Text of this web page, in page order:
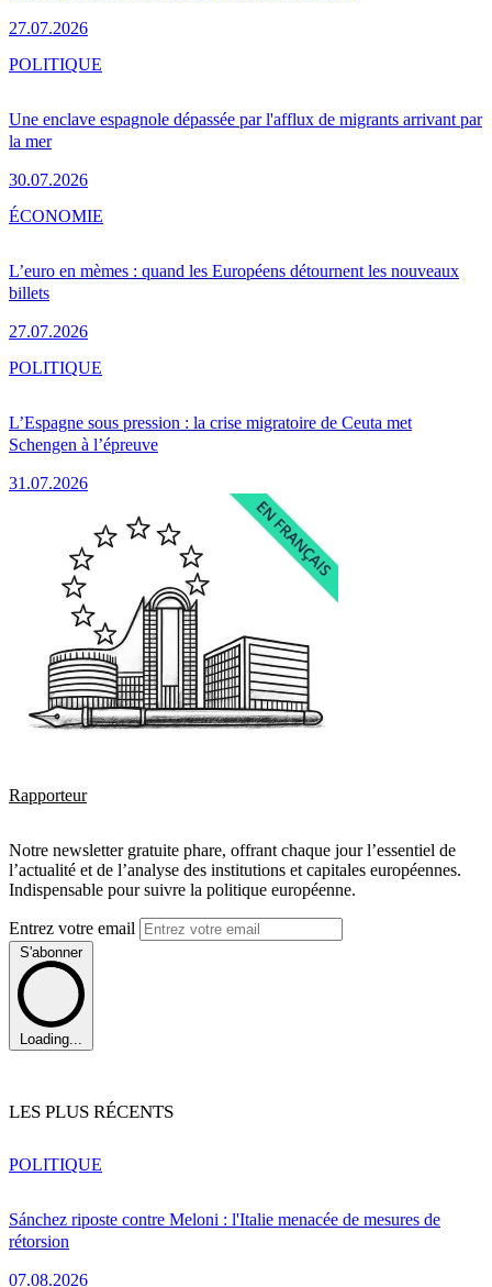
27.07.2026
Une enclave espagnole dépassée par l'afflux de migrants arrivant par
la mer
30.07.2026
POLITIQUE
L’euro en mèmes : quand les Européens détournent les nouveaux
billets
27.07.2026
ÉCONOMIE
L’Espagne sous pression : la crise migratoire de Ceuta met
Schengen à l’épreuve
31.07.2026
POLITIQUE
Rapporteur
Notre newsletter gratuite phare, offrant chaque jour l’essentiel de
l’actualité et de l’analyse des institutions et capitales européennes.
Indispensable pour suivre la politique européenne.
Entrez votre email
S'abonner
Loading...
LES PLUS RÉCENTS
Sánchez riposte contre Meloni : l'Italie menacée de mesures de
rétorsion
07.08.2026
POLITIQUE